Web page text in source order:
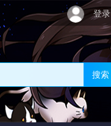
登录
搜索